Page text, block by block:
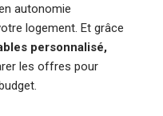
autonomie
logement. Et grâce
personnalisé,
les offres pour